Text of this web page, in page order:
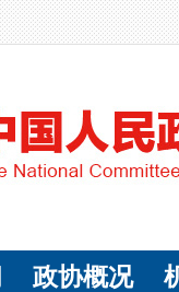
政协概况